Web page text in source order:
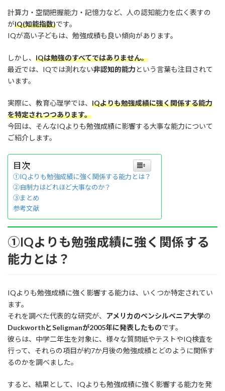
計算力・空間把握能力・記憶力など、人の認知能力を広く表すの
がIQ(知能指数)です。
IQが高い子どもは、勉強成績も良い傾向があります。
しかし、 IQは勉強のすべてではありません。
最近では、IQでは測れない非認知的能力という言葉も注目されて
います。
実際に、教育心理学では、 IQよりも勉強成績に強く関係する能力
を特定されつつあります。
今回は、そんなIQよりも勉強成績に影響する大事な能力について
ご紹介します。
目次
①IQよりも勉強成績に強く関係する能力とは？
②自制力はどれほど大事なのか？
③まとめ
参考文献
①IQよりも勉強成績に強く関係する
能力とは？
IQよりも勉強成績に強く影響する能力は、いくつか特定されてい
ます。
それを調べた代表的な研究が、 アメリカのペンシルベニア大学の
DuckworthとSeligmanが2005年に発表したものです。
彼らは、中学二年生を対象に、様々な質問紙やテストやIQ検査を
行って、それらの項目が約7か月後の勉強成績とどのように関係す
るのかを調べました。
すると、結果として、IQよりも勉強成績に強く影響する能力を発